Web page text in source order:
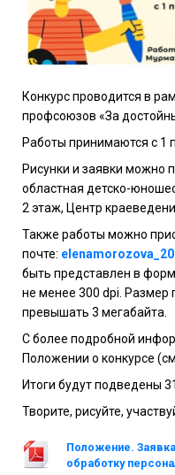
Конкурс проводится в
профсоюзов «За
Работы принимаются с 1
Рисунки и заявки можно
областная детско-
2 этаж, Центр
Также работы можно
почте:
быть представлен в
не менее 300 dpi. Размер
превышать 3 мегабайта.
С более подробной
Положении о конкурсе
Итоги будут подведены
Творите, рисуйте,
Положение.
обработку